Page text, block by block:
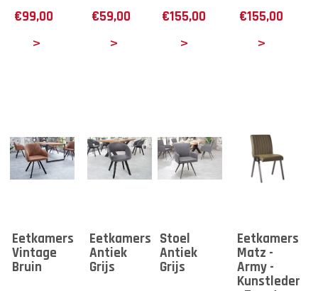
€99,00 €59,00 €155,00 €155,00
Eetkamerstoel
Vintage
Bruin
Eetkamerstoel
Antiek
Grijs
Stoel
Antiek
Grijs
Matz -
Army -
Kunstleder